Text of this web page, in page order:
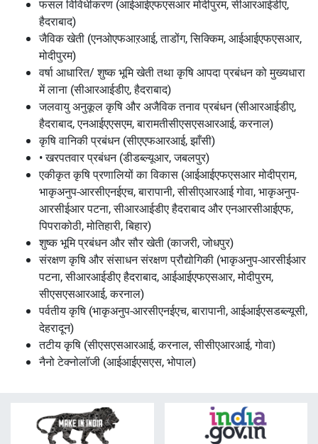
फसल विविधीकरण (आईआईएफएसआर मोदीपुरम, सीआरआईडीए,
हैदराबाद)
जैविक खेती (एनओएफआऱआई, ताडोंग, सिक्किम, आईआईएफएसआर,
मोदीपुरम)
वर्षा आधारित/ शुष्क भूमि खेती तथा कृषि आपदा प्रबंधन को मुख्यधारा
में लाना (सीआरआईडीए, हैदराबाद)
जलवायु अनुकूल कृषि और अजैविक तनाव प्रबंधन (सीआरआईडीए,
हैदराबाद, एनआईएएसएम, बारामतीसीएसएसआरआई, करनाल)
कृषि वानिकी प्रबंधन (सीएएफआरआई, झाँसी)
• खरपतवार प्रबंधन (डीडब्ल्यूआर, जबलपुर)
एकीकृत कृषि प्रणालियों का विकास (आईआईएफएसआर मोदीप्राम,
भाकृअनुप-आरसीएनईएच, बारापानी, सीसीएआरआई गोवा, भाकृअनुप-
आरसीईआर पटना, सीआरआईडीए हैदराबाद और एनआरसीआईएफ,
पिपराकोठी, मोतिहारी, बिहार)
शुष्क भूमि प्रबंधन और सौर खेती (काजरी, जोधपुर)
संरक्षण कृषि और संसाधन संरक्षण प्रौद्योगिकी (भाकृअनुप-आरसीईआर
पटना, सीआरआईडीए हैदराबाद, आईआईएफएसआर, मोदीपुरम,
सीएसएसआरआई, करनाल)
पर्वतीय कृषि (भाकृअनुप-आरसीएनईएच, बारापानी, आईआईएसडब्ल्यूसी,
देहरादून)
तटीय कृषि (सीएसएसआरआई, करनाल, सीसीएआरआई, गोवा)
नैनो टेक्नोलॉजी (आईआईएसएस, भोपाल)